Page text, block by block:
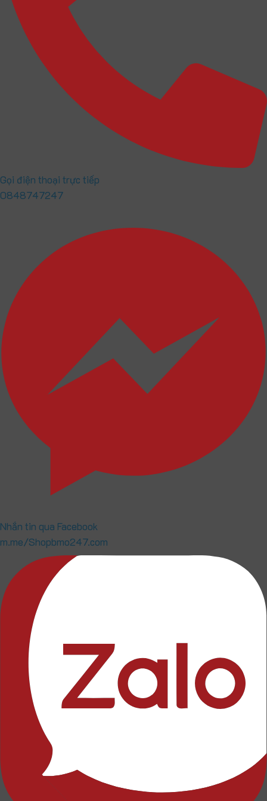
Gọi điện thoại trực tiếp
0848747247
Nhắn tin qua Facebook
m.me/Shopbmo247.com